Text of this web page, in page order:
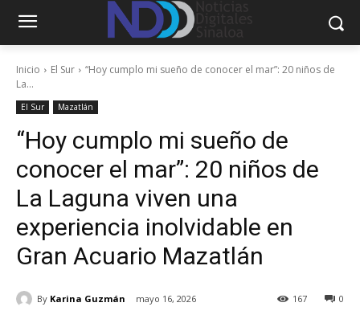
Inicio El Sur
“Hoy cumplo mi sueño de conocer el mar”: 20 niños de
La...
El Sur Mazatlán
“Hoy cumplo mi sueño de
conocer el mar”: 20 niños de
La Laguna viven una
experiencia inolvidable en
Gran Acuario Mazatlán
By Karina Guzmán mayo 16, 2026 0
167